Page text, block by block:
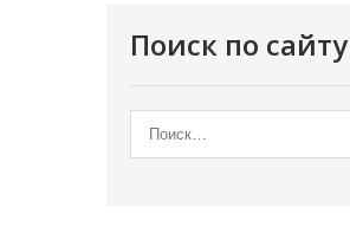
Поиск по сайту